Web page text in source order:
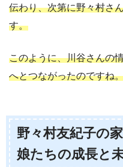
伝わり、次第に野々村さ
す。
このように、川谷さんの
へとつながったのですね
野々村友紀子の
娘たちの成長と